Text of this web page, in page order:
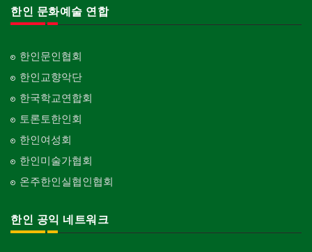
한인 문화예술 연합
한인문인협회
한인교향악단
한국학교연합회
토론토한인회
한인여성회
한인미술가협회
온주한인실협인협회
한인 공익 네트워크